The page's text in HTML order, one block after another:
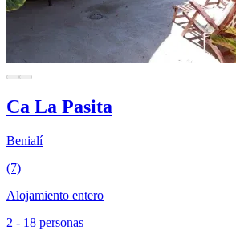
Ca La Pasita
Benialí
(7)
Alojamiento entero
2 - 18 personas